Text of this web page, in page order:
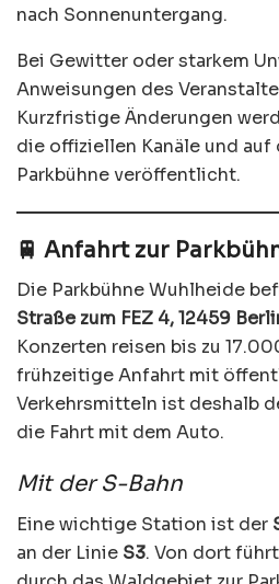
nach Sonnenuntergang.
Bei Gewitter oder starkem
Anweisungen des
Kurzfristige Änderungen
die offiziellen Kanäle und
Parkbühne veröffentlicht.
🚆 Anfahrt zur
Die Parkbühne Wuhlheide
Straße zum FEZ 4, 12459
Konzerten reisen bis zu
frühzeitige Anfahrt mit
Verkehrsmitteln ist deshalb
die Fahrt mit dem Auto.
Mit der S-Bahn
Eine wichtige Station ist der
an der Linie S3. Von dort